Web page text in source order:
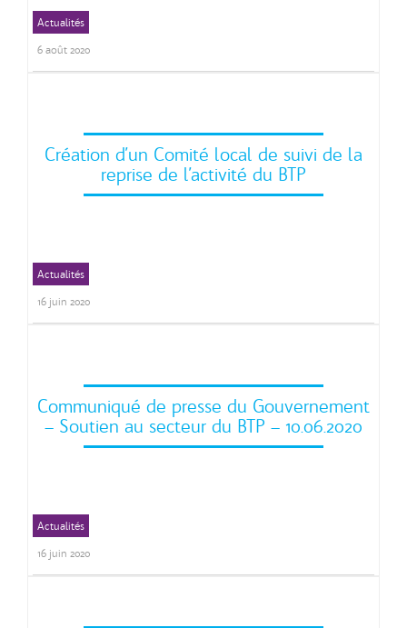
Actualités
6 août 2020
Création d’un Comité local de suivi de la
reprise de l’activité du BTP
Actualités
16 juin 2020
Communiqué de presse du Gouvernement
– Soutien au secteur du BTP – 10.06.2020
Actualités
16 juin 2020